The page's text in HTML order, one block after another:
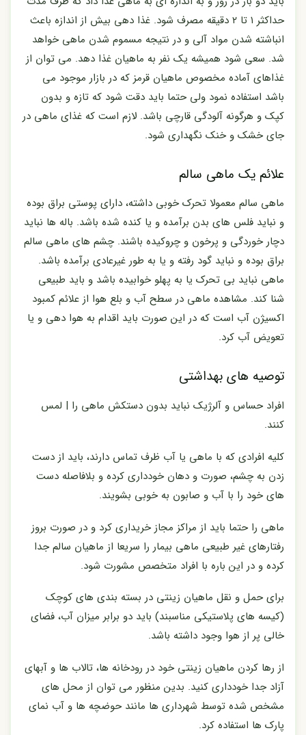
حداکثر ۱ تا ۲ دقیقه مصرف شود. غذا دهی بیش از اندازه باعث
انباشته شدن مواد آلی و در نتیجه مسموم شدن ماهی خواهد
شد. سعی شود همیشه یک نفر به ماهیان غذا دهد. می توان از
غذاهای آماده مخصوص ماهیان قرمز که در بازار موجود می
باشد استفاده نمود ولی حتما باید دقت شود که تازه و بدون
کپک و هرگونه آلودگی قارچی باشد. لازم است که غذای ماهی در
جای خشک و خنک نگهداری شود.
علائم یک ماهی سالم
ماهی سالم معمولا تحرک خوبی داشته، دارای پوستی براق بوده
و نباید فلس های بدن برآمده و یا کنده شده باشد. باله ها نباید
دچار خوردگی و پرخون و چروکیده باشند. چشم های ماهی سالم
براق بوده و نباید گود رفته و یا به طور غیرعادی برآمده باشد.
ماهی نباید بی تحرک یا به پهلو خوابیده باشد و باید طبیعی
شنا کند. مشاهده ماهی در سطح آب و بلع هوا از علائم کمبود
اکسیژن آب است که در این صورت باید اقدام به هوا دهی و یا
تعویض آب کرد.
توصیه های بهداشتی
افراد حساس و آلرژیک نباید بدون دستکش ماهی را | لمس
کنند.
کلیه افرادی که با ماهی یا آب ظرف تماس دارند، باید از دست
زدن به چشم، صورت و دهان خودداری کرده و بلافاصله دست
های خود را با آب و صابون به خوبی بشویند.
ماهی را حتما باید از مراکز مجاز خریداری کرد و در صورت بروز
رفتارهای غیر طبیعی ماهی بیمار را سریعا از ماهیان سالم جدا
کرده و در این باره با افراد متخصص مشورت شود.
برای حمل و نقل ماهیان زینتی در بسته بندی های کوچک
(کیسه های پلاستیکی مناسبند) باید دو برابر میزان آب، فضای
خالی پر از هوا وجود داشته باشد.
از رها کردن ماهیان زینتی خود در رودخانه ها، تالاب ها و آبهای
آزاد جدا خودداری کنید. بدین منظور می توان از محل های
مشخص شده توسط شهرداری ها مانند حوضچه ها و آب نمای
پارک ها استفاده کرد.